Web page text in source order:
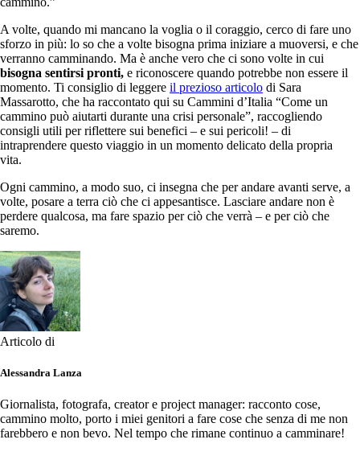
A volte, quando mi mancano la voglia o il coraggio, cerco di fare uno
sforzo in più: lo so che a volte bisogna prima iniziare a muoversi, e che
verranno camminando. Ma è anche vero che ci sono volte in cui
bisogna sentirsi pronti, e riconoscere quando potrebbe non essere il
momento. Ti consiglio di leggere il prezioso articolo di Sara
Massarotto, che ha raccontato qui su Cammini d’Italia “Come un
cammino può aiutarti durante una crisi personale”, raccogliendo
consigli utili per riflettere sui benefici – e sui pericoli! – di
intraprendere questo viaggio in un momento delicato della propria
vita.
Ogni cammino, a modo suo, ci insegna che per andare avanti serve, a
volte, posare a terra ciò che ci appesantisce. Lasciare andare non è
perdere qualcosa, ma fare spazio per ciò che verrà – e per ciò che
saremo.
Articolo di
Alessandra Lanza
Giornalista, fotografa, creator e project manager: racconto cose,
cammino molto, porto i miei genitori a fare cose che senza di me non
farebbero e non bevo. Nel tempo che rimane continuo a camminare!